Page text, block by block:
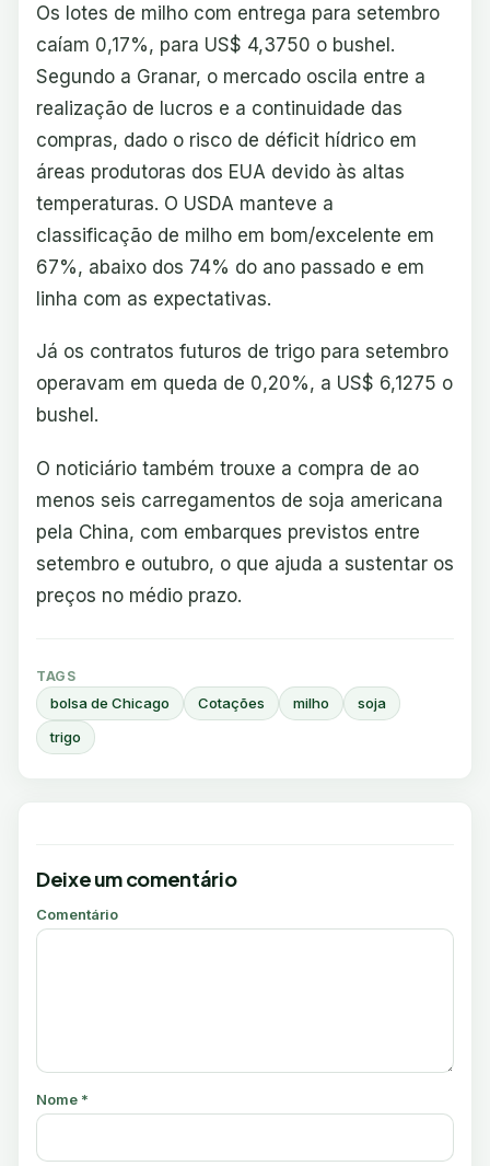
Os lotes de milho com entrega para setembro
caíam 0,17%, para US$ 4,3750 o bushel.
Segundo a Granar, o mercado oscila entre a
realização de lucros e a continuidade das
compras, dado o risco de déficit hídrico em
áreas produtoras dos EUA devido às altas
temperaturas. O USDA manteve a
classificação de milho em bom/excelente em
67%, abaixo dos 74% do ano passado e em
linha com as expectativas.
Já os contratos futuros de trigo para setembro
operavam em queda de 0,20%, a US$ 6,1275 o
bushel.
O noticiário também trouxe a compra de ao
menos seis carregamentos de soja americana
pela China, com embarques previstos entre
setembro e outubro, o que ajuda a sustentar os
preços no médio prazo.
TAGS
bolsa de Chicago Cotações milho
soja
trigo
Deixe um comentário
Comentário
Nome *